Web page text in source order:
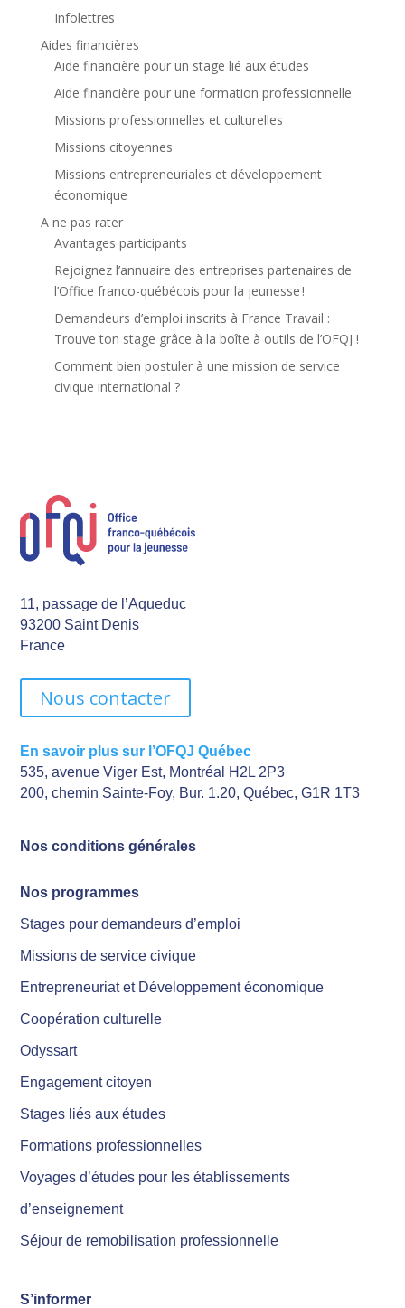
Infolettres
Aides financières
Aide financière pour un stage lié aux études
Aide financière pour une formation professionnelle
Missions professionnelles et culturelles
Missions citoyennes
Missions entrepreneuriales et développement
économique
A ne pas rater
Avantages participants
Rejoignez l’annuaire des entreprises partenaires de
l’Office franco-québécois pour la jeunesse !
Demandeurs d’emploi inscrits à France Travail :
Trouve ton stage grâce à la boîte à outils de l’OFQJ !
Comment bien postuler à une mission de service
civique international ?
11, passage de l’Aqueduc
93200 Saint Denis
France
Nous contacter
En savoir plus sur l’OFQJ Québec
535, avenue Viger Est, Montréal H2L 2P3
200, chemin Sainte-Foy, Bur. 1.20, Québec, G1R 1T3
Nos conditions générales
Nos programmes
Stages pour demandeurs d’emploi
Missions de service civique
Entrepreneuriat et Développement économique
Coopération culturelle
Odyssart
Engagement citoyen
Stages liés aux études
Formations professionnelles
Voyages d’études pour les établissements
d’enseignement
Séjour de remobilisation professionnelle
S’informer